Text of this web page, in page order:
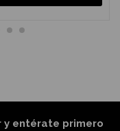
entérate primero